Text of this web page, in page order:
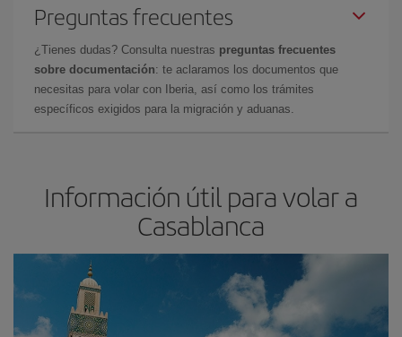
Preguntas frecuentes
¿Tienes dudas? Consulta nuestras preguntas frecuentes
sobre documentación: te aclaramos los documentos que
necesitas para volar con Iberia, así como los trámites
específicos exigidos para la migración y aduanas.
Información útil para volar a
Casablanca